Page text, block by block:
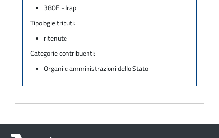
380E - Irap
Tipologie tributi:
ritenute
Categorie contribuenti:
Organi e amministrazioni dello Stato